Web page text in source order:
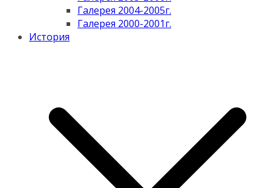
Галерея 2004-2005г.
Галерея 2000-2001г.
История